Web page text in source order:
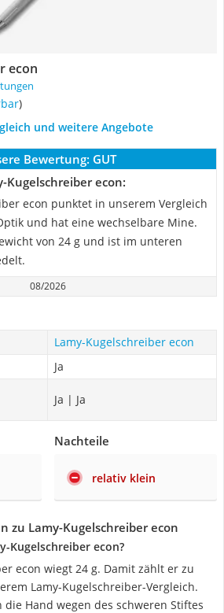
econ
)
und weitere Angebote
Bewertung: GUT
Kugelschreiber econ:
econ punktet in unserem Vergleich
und hat eine wechselbare Mine.
von 24 g und ist im unteren
08/2026
Lamy-Kugelschreiber econ
Ja
Ja | Ja
Nachteile
relativ klein
zu Lamy-Kugelschreiber econ
Kugelschreiber econ?
econ wiegt 24 g. Damit zählt er zu
Lamy-Kugelschreiber-Vergleich.
die Hand wegen des schweren Stiftes